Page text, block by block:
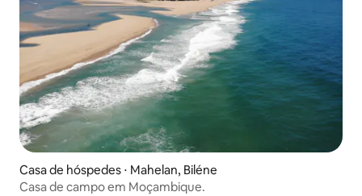
Casa de hóspedes ⋅ Mahelan, Biléne
Casa de campo em Moçambique.